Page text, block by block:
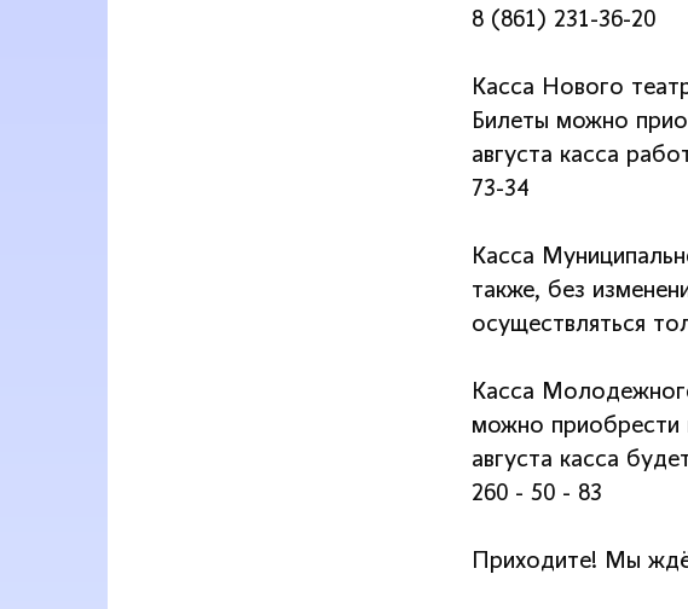
8 (861) 231-36-20
Касса Нового
Билеты можно
августа касса
73-34
Касса
также, без
осуществляться
Касса
можно приобрести
августа касса
260 - 50 - 83
Приходите! Мы